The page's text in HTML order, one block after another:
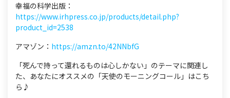
幸福の科学出版：
https://www.irhpress.co.jp/products/detail.php?
product_id=2538
アマゾン： https://amzn.to/42NNbfG
「死んで持って還れるものは心しかない」のテーマに関連し
た、あなたにオススメの「天使のモーニングコール」はこち
ら♪